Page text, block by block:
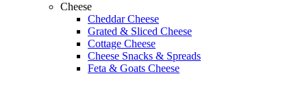
Cheese
Cheddar Cheese
Grated & Sliced Cheese
Cottage Cheese
Cheese Snacks & Spreads
Feta & Goats Cheese